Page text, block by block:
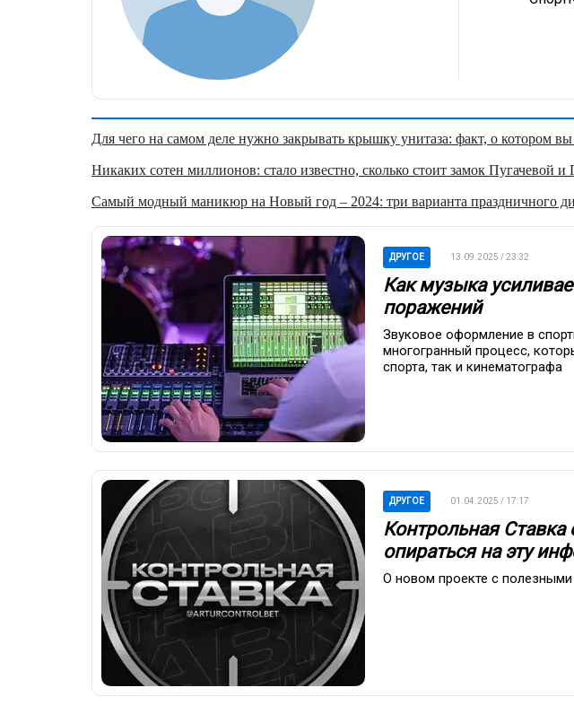
Для чего на самом деле нужно закрывать крышку унитаза: факт, о котором вы
Никаких сотен миллионов: стало известно, сколько стоит замок Пугачевой
Самый модный маникюр на Новый год – 2024: три варианта праздничного
ДРУГОЕ 13.09.2025 / 23:32
Как музыка
поражений
Звуковое оформление в
многогранный процесс,
спорта, так и кинематографа
ДРУГОЕ 01.04.2025 / 17:17
Контрольная
опираться на эту
О новом проекте с